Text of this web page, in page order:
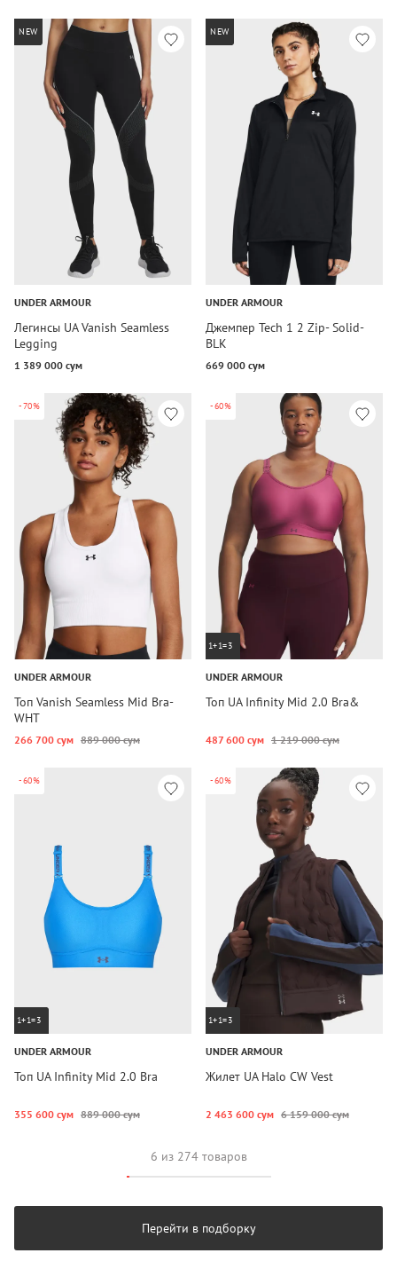
NEW
UNDER ARMOUR
Легинсы UA Vanish Seamless
Legging
1 389 000 сум
NEW
UNDER ARMOUR
Джемпер Tech 1 2 Zip- Solid-
BLK
669 000 сум
-70%
UNDER ARMOUR
Топ Vanish Seamless Mid Bra-
WHT
266 700 сум 889 000 сум
-60%
1+1=3
UNDER ARMOUR
Топ UA Infinity Mid 2.0 Bra&
487 600 сум 1 219 000 сум
-60%
1+1=3
UNDER ARMOUR
Топ UA Infinity Mid 2.0 Bra
355 600 сум 889 000 сум
-60%
1+1=3
UNDER ARMOUR
Жилет UA Halo CW Vest
2 463 600 сум 6 159 000 сум
6 из 274 товаров
Перейти в подборку